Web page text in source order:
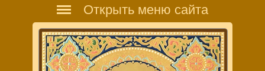
Открыть меню сайта